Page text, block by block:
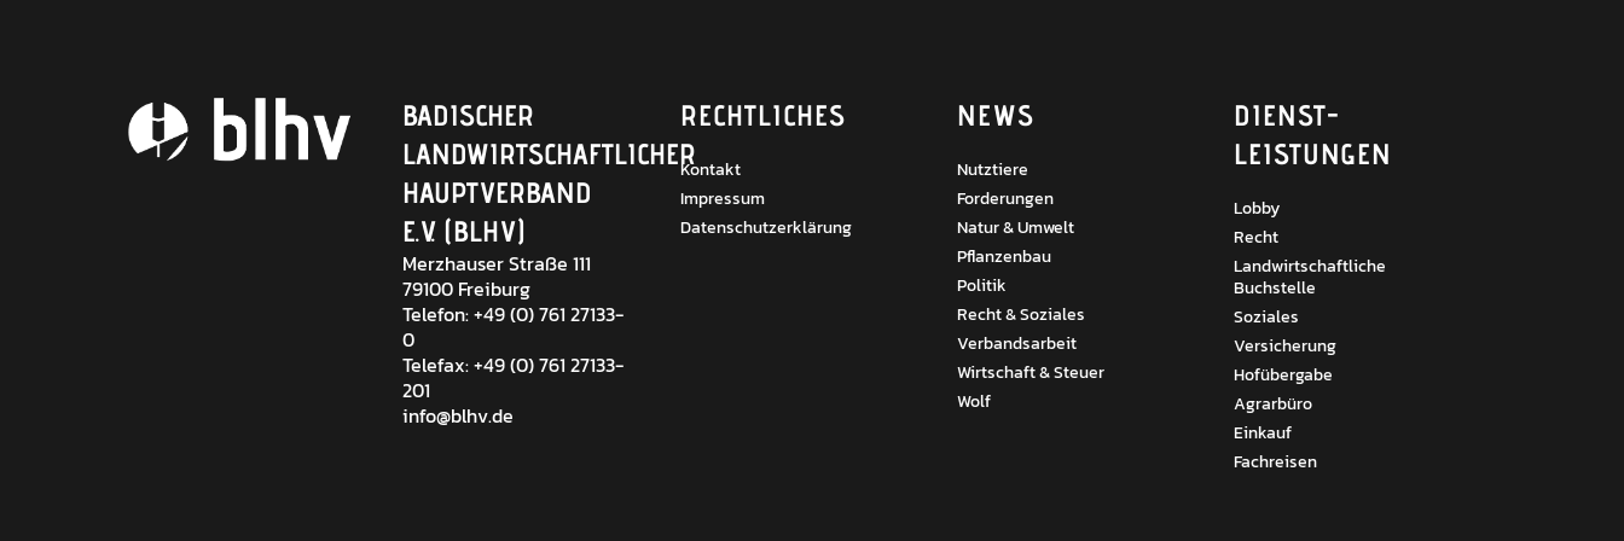
BADISCHER
LANDWIRTSCHAFTLICHER
HAUPTVERBAND
E.V. (BLHV)
Merzhauser Straße 111
79100 Freiburg
Telefon: +49 (0) 761 27133-
0
Telefax: +49 (0) 761 27133-
201
info@blhv.de
RECHTLICHES
Kontakt
Impressum
Datenschutzerklärung
NEWS
Nutztiere
Forderungen
Natur & Umwelt
Pflanzenbau
Politik
Recht & Soziales
Verbandsarbeit
Wirtschaft & Steuer
Wolf
DIENST­
LEISTUNGEN
Lobby
Recht
Landwirtschaftliche
Buchstelle
Soziales
Versicherung
Hofübergabe
Agrarbüro
Einkauf
Fachreisen